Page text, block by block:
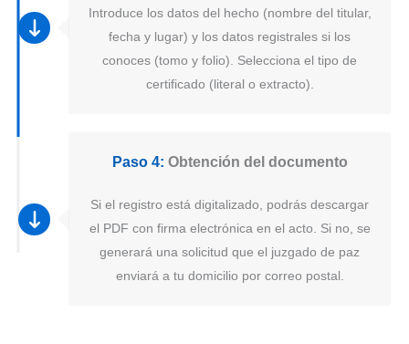
Introduce los datos del hecho (nombre del titular,
fecha y lugar) y los datos registrales si los
conoces (tomo y folio). Selecciona el tipo de
certificado (literal o extracto).
Paso 4: Obtención del documento
Si el registro está digitalizado, podrás descargar
el PDF con firma electrónica en el acto. Si no, se
generará una solicitud que el juzgado de paz
enviará a tu domicilio por correo postal.